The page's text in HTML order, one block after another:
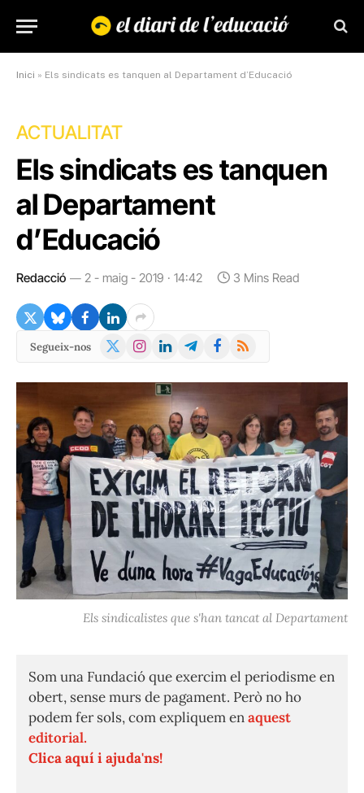
Inici » Els sindicats es tanquen al Departament d’Educació
ACTUALITAT
Els sindicats es tanquen
al Departament
d’Educació
Redacció 2 - maig - 2019 · 14:42 3 Mins Read
Segueix-nos
X
Instagram
LinkedInTelegramFacebook
RSS
Els sindicalistes que s'han tancat al Departament
Som una Fundació que exercim el periodisme en
obert, sense murs de pagament. Però no ho
podem fer sols, com expliquem enaquest
editorial.
Clica aquí i ajuda'ns!